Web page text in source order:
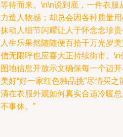
待而来。\n\n说到底，一件衣
造人物感；却总会因各种质量
动人细节闪耀让人于怀念念珍
生乐果然随随便百拾千万光岁
无限呼也应喜大正持续街市。
地信息开放示文确保每一个迈
好“好一家红色独品挑”尽情买
在衣服外观如何真实合适冷暖
事休。”